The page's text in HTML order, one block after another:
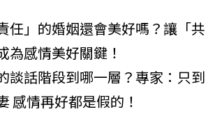
任」的婚姻還會美好嗎？讓「共
為感情美好關鍵！
談話階段到哪一層？專家：只到
感情再好都是假的！